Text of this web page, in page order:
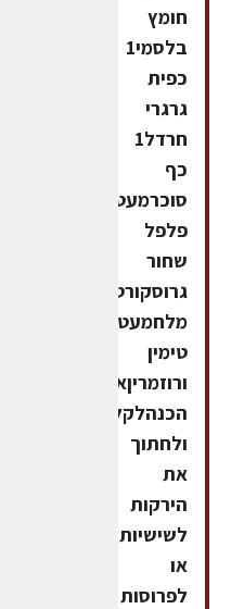
חומץ
בלסמי1
כפית
גרגרי
חרדל1
כף
סוכרמעט
פלפל
שחור
גרוסקורט
מלחמעט
טימין
ורוזמריןאופן
הכנהלקלוף
ולחתוך
את
הירקות
לשישיות
או
לפרוסות